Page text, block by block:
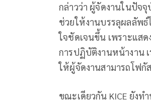
กล่าวว่า ผู้จัดงานในปัจ
ช่วยให้งานบรรลุผลลัพธ์
ใจชัดเจนขึ้น เพราะแส
การปฏิบัติงานหน้างาน
ให้ผู้จัดงานสามารถโฟกั
ขณะเดียวกัน KICE ยัง